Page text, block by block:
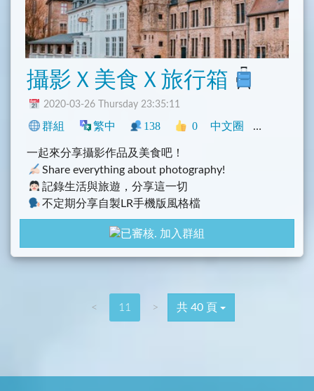
攝影Ｘ美食Ｘ旅行箱
2020-03-26 Thursday 23:35:11
群組 繁中 138 0 中文圈 臺灣
一起來分享攝影作品及美食吧！
Share everything about photography!
記錄生活與旅遊，分享這一切
不定期分享自製LR手機版風格檔
努力發掘美食
加入群組
< 11 > 共 40 頁